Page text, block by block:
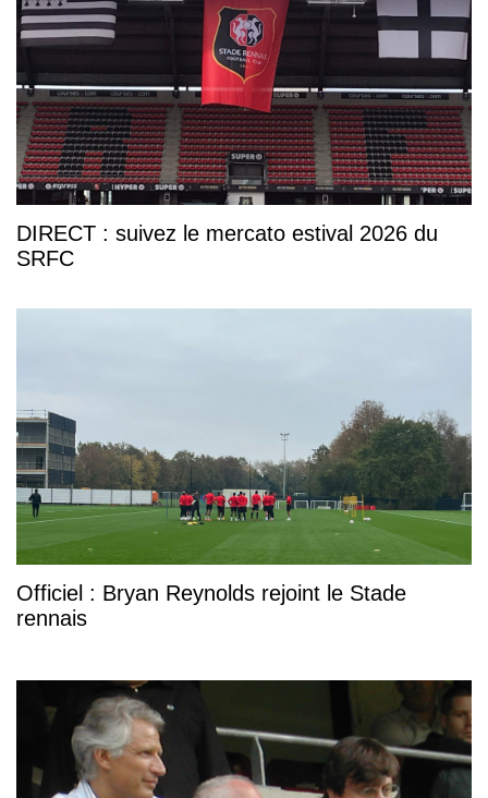
DIRECT : suivez le mercato estival 2026 du
SRFC
Officiel : Bryan Reynolds rejoint le Stade
rennais